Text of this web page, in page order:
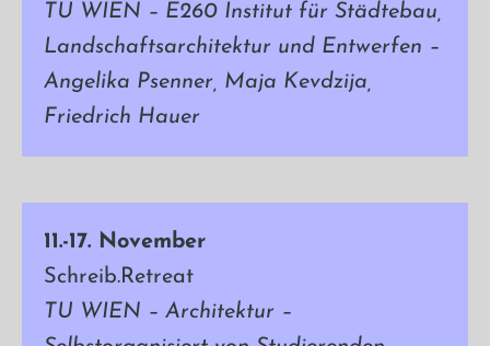
TU WIEN – E260 Institut für Städtebau,
Landschaftsarchitektur und Entwerfen –
Angelika Psenner, Maja Kevdzija,
Friedrich Hauer
11.-17. November
Schreib.Retreat
TU WIEN – Architektur –